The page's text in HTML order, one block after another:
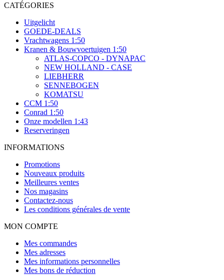
CATÉGORIES
Uitgelicht
GOEDE-DEALS
Vrachtwagens 1:50
Kranen & Bouwvoertuigen 1:50
ATLAS-COPCO - DYNAPAC
NEW HOLLAND - CASE
LIEBHERR
SENNEBOGEN
KOMATSU
CCM 1:50
Conrad 1:50
Onze modellen 1:43
Reserveringen
INFORMATIONS
Promotions
Nouveaux produits
Meilleures ventes
Nos magasins
Contactez-nous
Les conditions générales de vente
MON COMPTE
Mes commandes
Mes adresses
Mes informations personnelles
Mes bons de réduction